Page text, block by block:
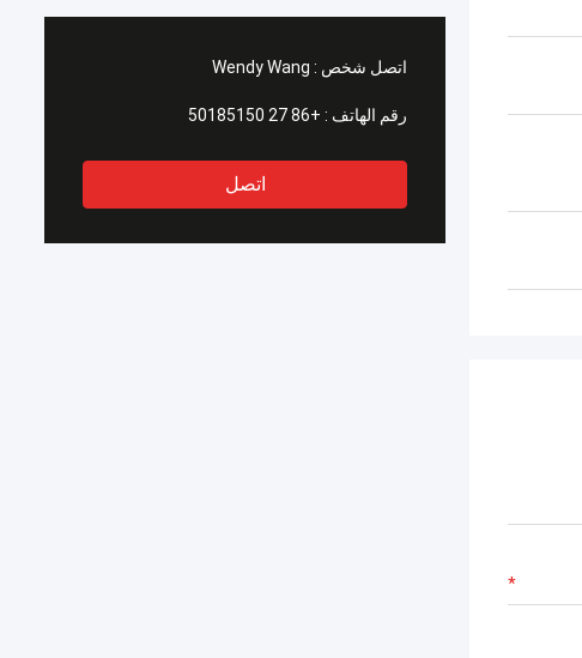
اتصل شخص : Wendy Wang
رقم الهاتف : +86 27 50185150
اتصل